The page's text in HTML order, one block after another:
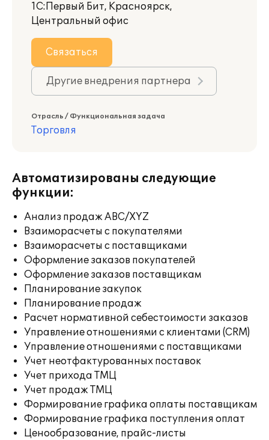
1С:Первый Бит, Красноярск,
Центральный офис
Связаться
Другие внедрения партнера
Отрасль / Функциональная задача
Торговля
Автоматизированы следующие
функции:
Анализ продаж ABC/XYZ
Взаиморасчеты с покупателями
Взаиморасчеты с поставщиками
Оформление заказов покупателей
Оформление заказов поставщикам
Планирование закупок
Планирование продаж
Расчет нормативной себестоимости заказов
Управление отношениями с клиентами (CRM)
Управление отношениями с поставщиками
Учет неотфактурованных поставок
Учет прихода ТМЦ
Учет продаж ТМЦ
Формирование графика оплаты поставщикам
Формирование графика поступления оплат
Ценообразование, прайс-листы